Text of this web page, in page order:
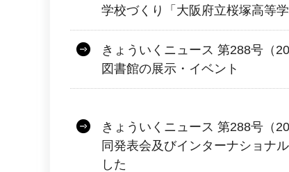
学校づくり「大阪府立桜塚高等学
きょういくニュース 第288号（
図書館の展示・イベント
きょういくニュース 第288号（
同発表会及びインターナショナ
した